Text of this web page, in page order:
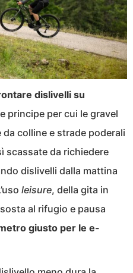
dislivelli su
principe per cui le gravel
colline e strade poderali
scassate da richiedere
dislivelli dalla mattina
leisure, della gita in
al rifugio e pausa
giusto per le e-